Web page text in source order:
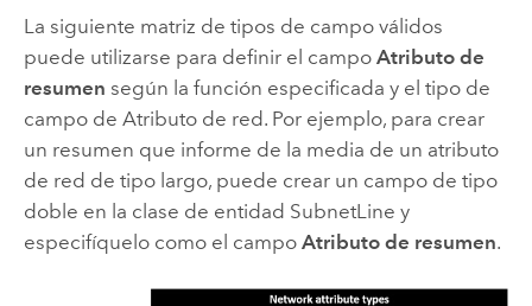
La siguiente matriz de tipos de campo válidos
puede utilizarse para definir el campo Atributo de
resumen según la función especificada y el tipo de
campo de Atributo de red. Por ejemplo, para crear
un resumen que informe de la media de un atributo
de red de tipo largo, puede crear un campo de tipo
doble en la clase de entidad SubnetLine y
especifíquelo como el campo Atributo de resumen.